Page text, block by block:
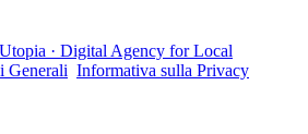
· Digital Agency for Local
Generali Informativa sulla Privacy